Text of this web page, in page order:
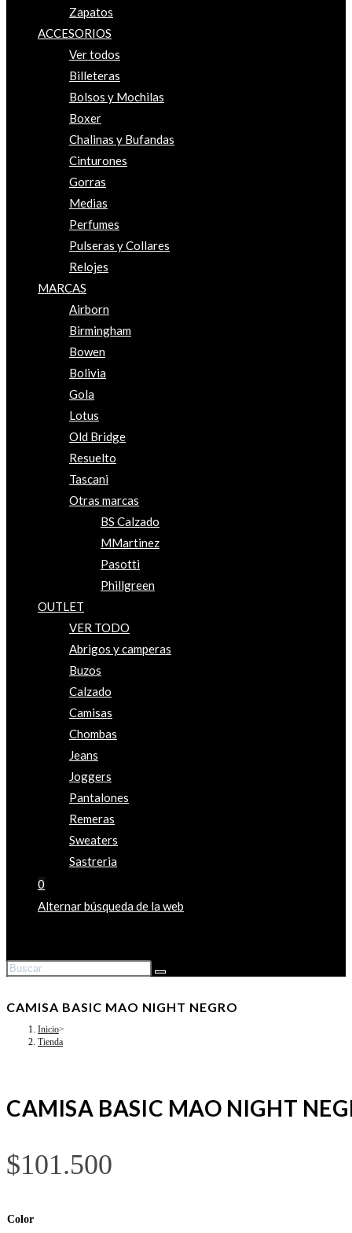
Zapatos
ACCESORIOS
Ver todos
Billeteras
Bolsos y Mochilas
Boxer
Chalinas y Bufandas
Cinturones
Gorras
Medias
Perfumes
Pulseras y Collares
Relojes
MARCAS
Airborn
Birmingham
Bowen
Bolivia
Gola
Lotus
Old Bridge
Resuelto
Tascani
Otras marcas
BS Calzado
MMartinez
Pasotti
Phillgreen
OUTLET
VER TODO
Abrigos y camperas
Buzos
Calzado
Camisas
Chombas
Jeans
Joggers
Pantalones
Remeras
Sweaters
Sastreria
0
Alternar búsqueda de la web
CAMISA BASIC MAO NIGHT NEGRO
Inicio>
Tienda
CAMISA BASIC MAO NIGHT
$101.500
Color